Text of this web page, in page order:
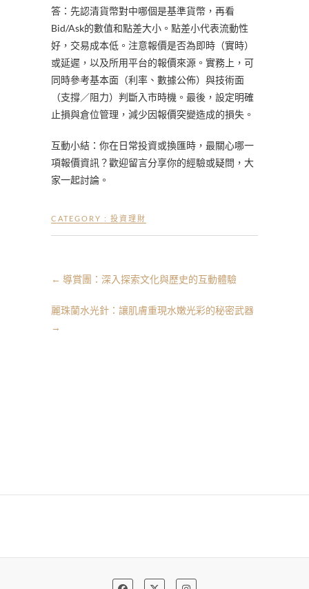
答：先認清貨幣對中哪個是基準貨幣，再看
Bid/Ask的數值和點差大小。點差小代表流動性
好，交易成本低。注意報價是否為即時（實時）
或延遲，以及所用平台的報價來源。實務上，可
同時參考基本面（利率、數據公佈）與技術面
（支撐／阻力）判斷入市時機。最後，設定明確
止損與倉位管理，減少因報價突變造成的損失。
互動小結：你在日常投資或換匯時，最關心哪一
項報價資訊？歡迎留言分享你的經驗或疑問，大
家一起討論。
CATEGORY : 投資理財
← 導賞團：深入探索文化與歷史的互動體驗
麗珠蘭水光針：讓肌膚重現水嫩光彩的秘密武器
→